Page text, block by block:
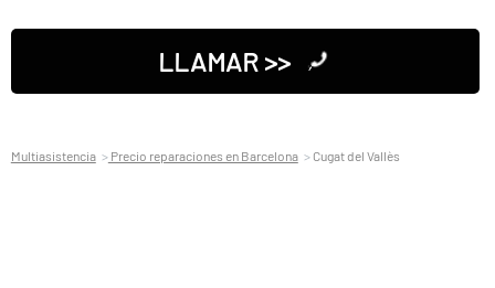
LLAMAR >>
Multiasistencia Precio reparaciones en Barcelona Cugat del Vallès